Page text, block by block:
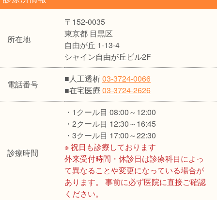
所在地
〒152-0035
東京都 目黒区
自由が丘 1-13-4
シャイン自由が丘ビル2F
電話番号
■人工透析03-3724-0066
■在宅医療 03-3724-2626
診療時間
・1クール目 08:00～12:00
・2クール目 12:30～16:45
・3クール目 17:00～22:30
※ 祝日も診療しております
外来受付時間・休診日は診療科目によっ
て異なることや変更になっている場合が
あります。 事前に必ず医院に直接ご確認
ください。